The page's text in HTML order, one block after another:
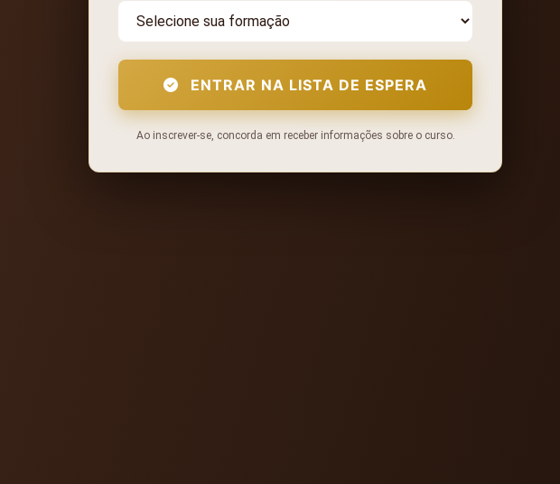
ENTRAR NA LISTA DE ESPERA
Ao inscrever-se, concorda em receber informações sobre o curso.